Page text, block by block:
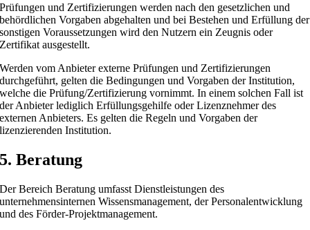
Prüfungen und Zertifizierungen werden nach den gesetzlichen und
behördlichen Vorgaben abgehalten und bei Bestehen und Erfüllung der
sonstigen Voraussetzungen wird den Nutzern ein Zeugnis oder
Zertifikat ausgestellt.
Werden vom Anbieter externe Prüfungen und Zertifizierungen
durchgeführt, gelten die Bedingungen und Vorgaben der Institution,
welche die Prüfung/Zertifizierung vornimmt. In einem solchen Fall ist
der Anbieter lediglich Erfüllungsgehilfe oder Lizenznehmer des
externen Anbieters. Es gelten die Regeln und Vorgaben der
lizenzierenden Institution.
5. Beratung
Der Bereich Beratung umfasst Dienstleistungen des
unternehmensinternen Wissensmanagement, der Personalentwicklung
und des Förder-Projektmanagement.